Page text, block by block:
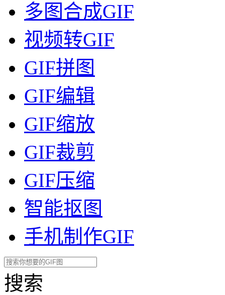
多图合成GIF
视频转GIF
GIF拼图
GIF编辑
GIF缩放
GIF裁剪
GIF压缩
智能抠图
手机制作GIF
搜索